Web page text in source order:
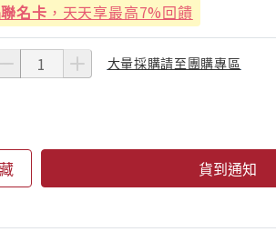
名卡 ，天天享最高7%回饋
大量採購請至團購專區
貨到通知